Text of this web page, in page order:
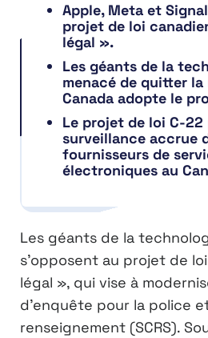
Apple, Meta et
projet de loi
légal ».
Les géants de la
menacé de quitter
Canada adopte le
Le projet de loi C-22
surveillance accrue
fournisseurs de
électroniques au
Les géants de la
s’opposent au projet de
légal », qui vise à
d’enquête pour la police
renseignement (SCRS).